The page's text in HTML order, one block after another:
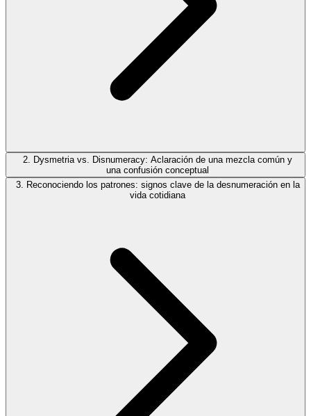
2. Dysmetria vs. Disnumeracy: Aclaración de una mezcla común y
una confusión conceptual
3. Reconociendo los patrones: signos clave de la desnumeración en la
vida cotidiana